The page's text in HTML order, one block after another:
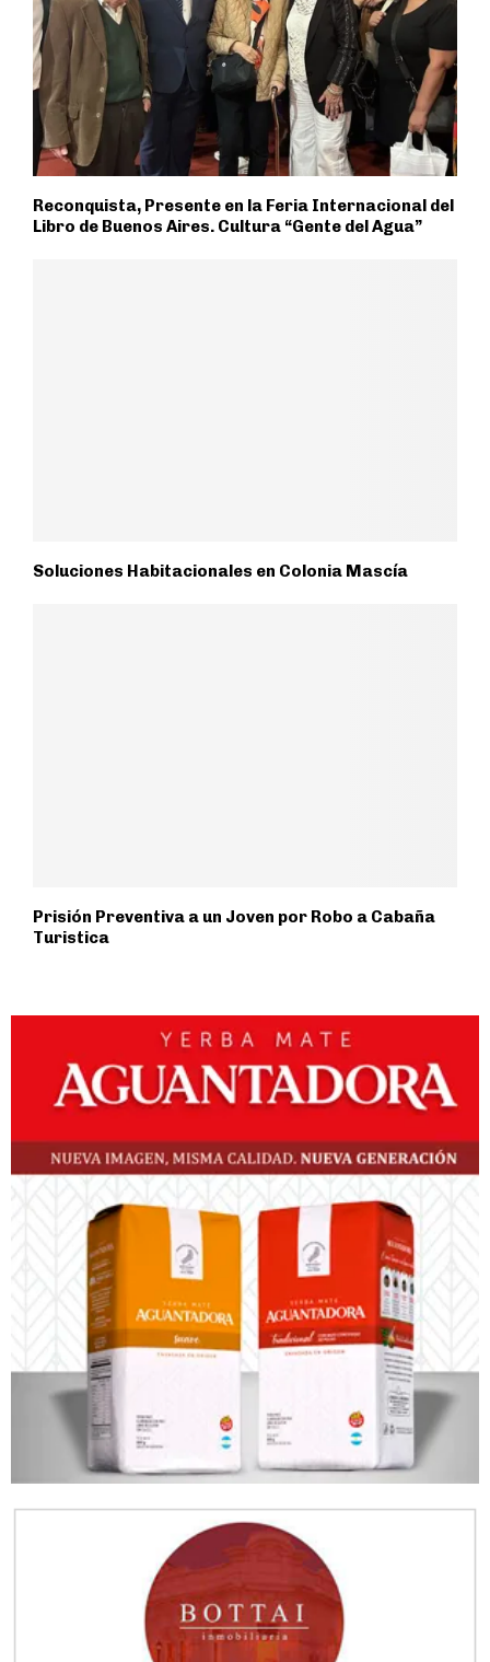
Reconquista, Presente en la Feria Internacional del
Libro de Buenos Aires. Cultura “Gente del Agua”
Soluciones Habitacionales en Colonia Mascía
Prisión Preventiva a un Joven por Robo a Cabaña
Turistica